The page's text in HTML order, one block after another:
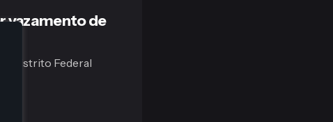
vazamento de
Distrito Federal